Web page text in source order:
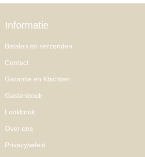
Informatie
Betalen en verzenden
Contact
Garantie en Klachten
Gastenboek
Lookbook
Over ons
Privacybeleid